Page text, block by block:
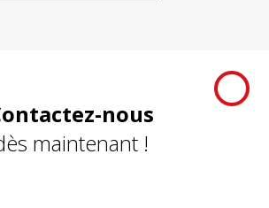
nous
maintenant !